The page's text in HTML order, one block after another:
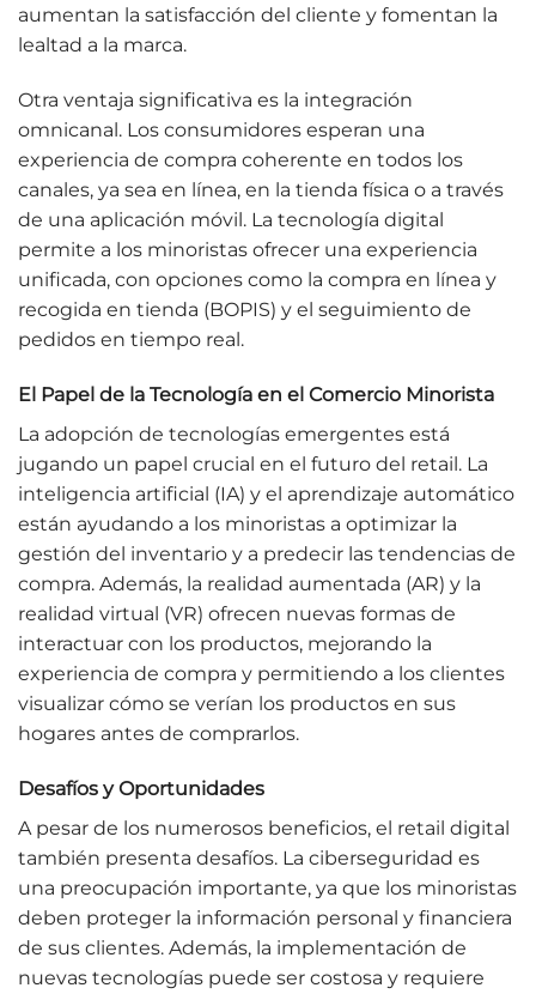
aumentan la satisfacción del cliente y fomentan la
lealtad a la marca.
Otra ventaja significativa es la integración
omnicanal. Los consumidores esperan una
experiencia de compra coherente en todos los
canales, ya sea en línea, en la tienda física o a través
de una aplicación móvil. La tecnología digital
permite a los minoristas ofrecer una experiencia
unificada, con opciones como la compra en línea y
recogida en tienda (BOPIS) y el seguimiento de
pedidos en tiempo real.
El Papel de la Tecnología en el Comercio Minorista
La adopción de tecnologías emergentes está
jugando un papel crucial en el futuro del retail. La
inteligencia artificial (IA) y el aprendizaje automático
están ayudando a los minoristas a optimizar la
gestión del inventario y a predecir las tendencias de
compra. Además, la realidad aumentada (AR) y la
realidad virtual (VR) ofrecen nuevas formas de
interactuar con los productos, mejorando la
experiencia de compra y permitiendo a los clientes
visualizar cómo se verían los productos en sus
hogares antes de comprarlos.
Desafíos y Oportunidades
A pesar de los numerosos beneficios, el retail digital
también presenta desafíos. La ciberseguridad es
una preocupación importante, ya que los minoristas
deben proteger la información personal y financiera
de sus clientes. Además, la implementación de
nuevas tecnologías puede ser costosa y requiere